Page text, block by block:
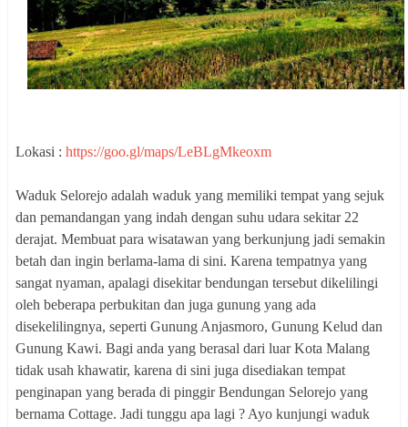
Lokasi : https://goo.gl/maps/LeBLgMkeoxm
Waduk Selorejo adalah waduk yang memiliki tempat yang sejuk
dan pemandangan yang indah dengan suhu udara sekitar 22
derajat. Membuat para wisatawan yang berkunjung jadi semakin
betah dan ingin berlama-lama di sini. Karena tempatnya yang
sangat nyaman, apalagi disekitar bendungan tersebut dikelilingi
oleh beberapa perbukitan dan juga gunung yang ada
disekelilingnya, seperti Gunung Anjasmoro, Gunung Kelud dan
Gunung Kawi. Bagi anda yang berasal dari luar Kota Malang
tidak usah khawatir, karena di sini juga disediakan tempat
penginapan yang berada di pinggir Bendungan Selorejo yang
bernama Cottage. Jadi tunggu apa lagi ? Ayo kunjungi waduk